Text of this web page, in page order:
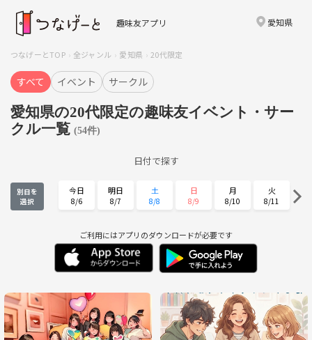
趣味友アプリ 愛知県
つなげーとTOP 全ジャンル 愛知県 20代限定
すべて イベント サークル
愛知県の20代限定の趣味友イベント・サー
クル一覧 (54件)
日付で探す
別日を
選択
今日
8/6
明日
8/7
土
8/8
日
8/9
月
8/10
火
8/11
8/12 8/13 8/14 8/15 8/16
火
8/18
水
8/19
金
8/21
土
8/22
8/24 8/26 8/27 8/28 8/29
日
8/30
月
8/31 9/1
水
9/2
木
9/3
金
9/4
ご利用にはアプリのダウンロードが必要です